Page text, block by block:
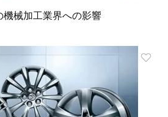
械加工業界への影響